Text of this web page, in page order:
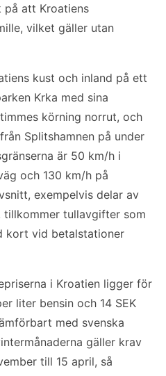
på att Kroatiens
vilket gäller utan
kust och inland på ett
Krka med sina
körning norrut, och
Splitshamnen på under
är 50 km/h i
och 130 km/h på
exempelvis delar av
tullavgifter som
kort vid betalstationer
i Kroatien ligger för
liter bensin och 14 SEK
med svenska
gäller krav
till 15 april, så